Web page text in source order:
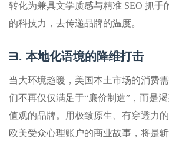
转化为兼具文学质感与精准 SEO 抓手
的科技力，去传递品牌的温度。
3. 本地化语境的降维打击
当大环境趋暖，美国本土市场的消费
们不再仅仅满足于“廉价制造”，而是
值观的品牌。用极致原生、有穿透力
欧美受众心理账户的商业故事，将是